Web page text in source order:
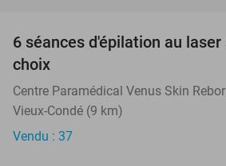
6 séances d'épilation au laser
choix
Centre Paramédical Venus Skin
Vieux-Condé (9 km)
Vendu : 37